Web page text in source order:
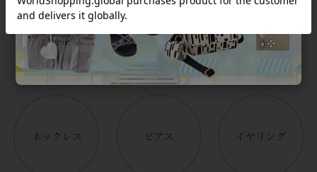
Category
アイテムカテゴリー